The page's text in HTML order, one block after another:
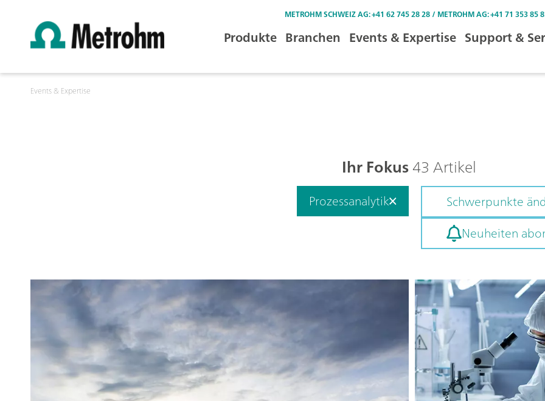
METROHM SCHWEIZ AG: +41 62 745 28 28 / METROHM AG: +41 71 353 85
Produkte Branchen Events & Expertise Support &
Events & Expertise
Ihr Fokus43 Artikel
Prozessanalytik Schwerpunkte
Neuheiten